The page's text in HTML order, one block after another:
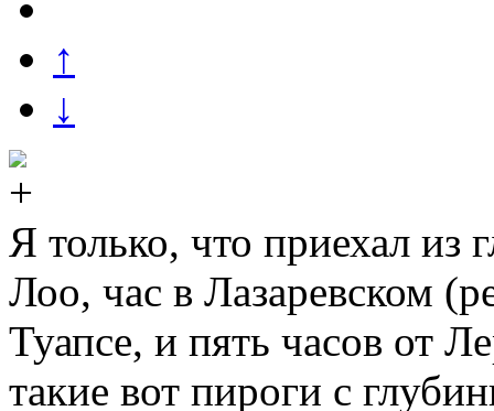
↑
↓
Я только, что приехал из
Лоо, час в Лазаревском
Туапсе, и пять часов от
такие вот пироги с